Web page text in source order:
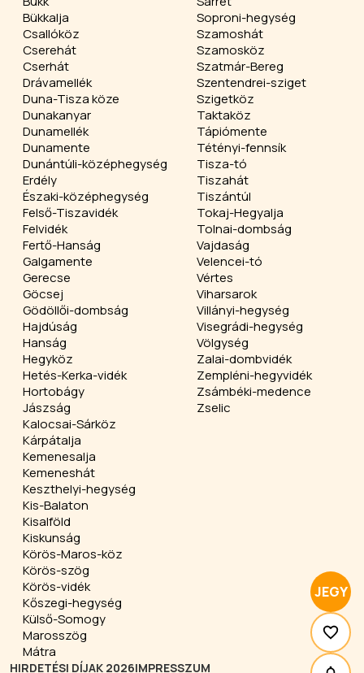
Bükkalja
Csallóköz
Cserehát
Cserhát
Drávamellék
Duna-Tisza köze
Dunakanyar
Dunamellék
Dunamente
Dunántúli-középhegység
Erdély
Északi-középhegység
Felső-Tiszavidék
Felvidék
Fertő-Hanság
Galgamente
Gerecse
Göcsej
Gödöllői-dombság
Hajdúság
Hanság
Hegyköz
Hetés-Kerka-vidék
Hortobágy
Jászság
Kalocsai-Sárköz
Kárpátalja
Kemenesalja
Kemeneshát
Keszthelyi-hegység
Kis-Balaton
Kisalföld
Kiskunság
Körös-Maros-köz
Körös-szög
Körös-vidék
Kőszegi-hegység
Külső-Somogy
Marosszög
Mátra
Soproni-hegység
Szamoshát
Szamosköz
Szatmár-Bereg
Szentendrei-sziget
Szigetköz
Taktaköz
Tápiómente
Tétényi-fennsík
Tisza-tó
Tiszahát
Tiszántúl
Tokaj-Hegyalja
Tolnai-dombság
Vajdaság
Velencei-tó
Vértes
Viharsarok
Villányi-hegység
Visegrádi-hegység
Völgység
Zalai-dombvidék
Zempléni-hegyvidék
Zsámbéki-medence
Zselic
HIRDETÉSI DÍJAK 2026IMPRESSZUM
JEGY